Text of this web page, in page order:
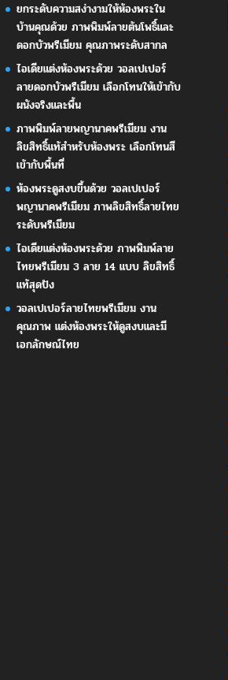
ยกระดับความสง่างามให้ห้องพระใน
บ้านคุณด้วย ภาพพิมพ์ลายต้นโพธิ์และ
ดอกบัวพรีเมียม คุณภาพระดับสากล
ไอเดียแต่งห้องพระด้วย วอลเปเปอร์
ลายดอกบัวพรีเมียม เลือกโทนให้เข้ากับ
ผนังจริงและพื้น
ภาพพิมพ์ลายพญานาคพรีเมียม งาน
ลิขสิทธิ์แท้สำหรับห้องพระ เลือกโทนสี
เข้ากับพื้นที่
ห้องพระดูสงบขึ้นด้วย วอลเปเปอร์
พญานาคพรีเมียม ภาพลิขสิทธิ์ลายไทย
ระดับพรีเมียม
ไอเดียแต่งห้องพระด้วย ภาพพิมพ์ลาย
ไทยพรีเมียม 3 ลาย 14 แบบ ลิขสิทธิ์
แท้สุดปัง
วอลเปเปอร์ลายไทยพรีเมียม งาน
คุณภาพ แต่งห้องพระให้ดูสงบและมี
เอกลักษณ์ไทย